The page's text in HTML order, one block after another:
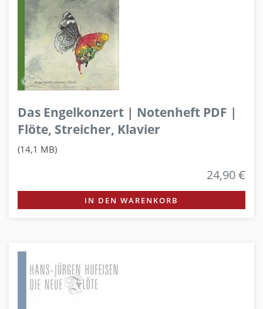
Das Engelkonzert | Notenheft PDF |
Flöte, Streicher, Klavier
(14,1 MB)
24,90 €
IN DEN WARENKORB